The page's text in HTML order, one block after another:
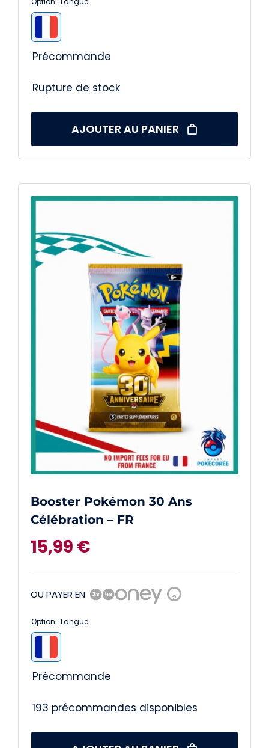
Précommande
Rupture de stock
AJOUTER AU PANIER
Booster Pokémon 30 Ans
Célébration – FR
15,99 €
OU PAYER EN ?
Option : Langue
Précommande
193 précommandes disponibles